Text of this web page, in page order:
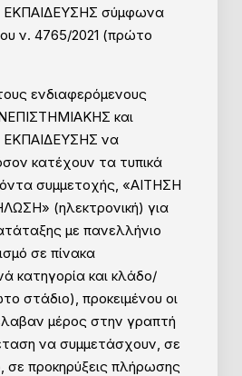
σύμφωνα
ν. 4765/2021 (πρώτο
ενδιαφερόμενους
και
να
κατέχουν τα τυπικά
συμμετοχής, «ΑΙΤΗΣΗ
(ηλεκτρονική) για
με πανελλήνιο
σε πίνακα
κατηγορία και κλάδο/
στάδιο), προκειμένου οι
μέρος στην γραπτή
να συμμετάσχουν, σε
σε προκηρύξεις πλήρωσης